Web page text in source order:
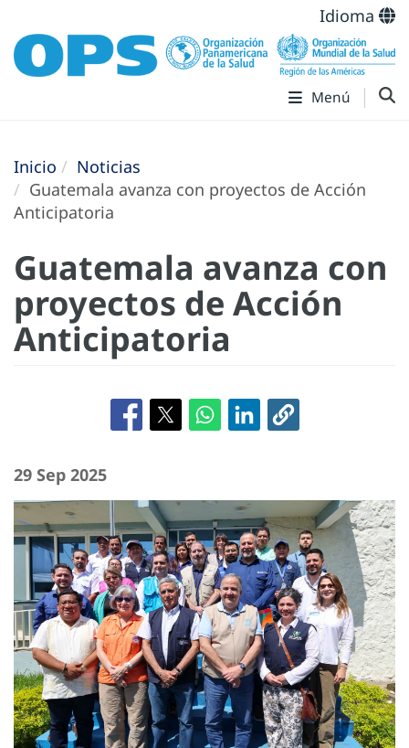
Idioma
Menú
Inicio
Noticias
Guatemala avanza con proyectos de Acción
Anticipatoria
Guatemala avanza con
proyectos de Acción
Anticipatoria
29 Sep 2025